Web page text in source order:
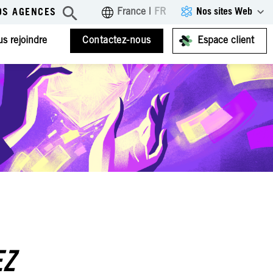
AGENCES France FR Nos sites Web
rejoindre Contactez-nous Espace client